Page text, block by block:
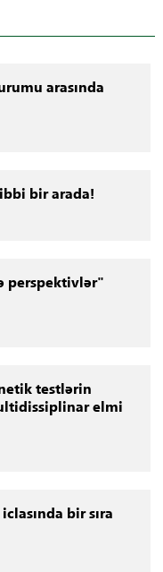
arasında
bir arada!
perspektivlər"
testlərin
elmi
bir sıra